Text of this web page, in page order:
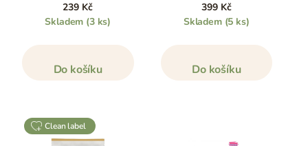
239 Kč
Skladem (3 ks)
Do košíku
399 Kč
Skladem (5 ks)
Do košíku
clean label